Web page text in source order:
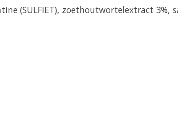
(SULFIET), zoethoutwortelextract